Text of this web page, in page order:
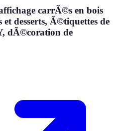
carrÃ©s en bois
desserts, Ã©tiquettes de
dÃ©coration de